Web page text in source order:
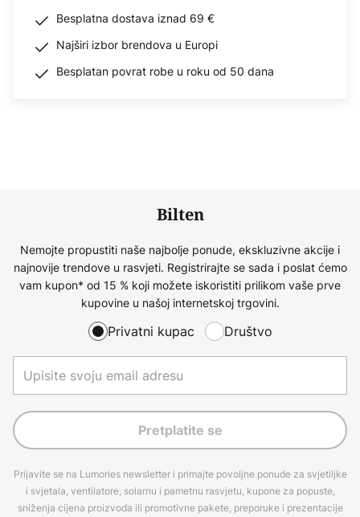
Besplatna dostava iznad 69 €
Najširi izbor brendova u Europi
Besplatan povrat robe u roku od 50 dana
Bilten
Nemojte propustiti naše najbolje ponude, ekskluzivne akcije i
najnovije trendove u rasvjeti. Registrirajte se sada i poslat ćemo
vam kupon* od 15 % koji možete iskoristiti prilikom vaše prve
kupovine u našoj internetskoj trgovini.
Privatni kupac Društvo
Pretplatite se
Prijavite se na Lumories newsletter i primajte povoljne ponude za svjetiljke
i svjetala, ventilatore, solarnu i pametnu rasvjetu, kupone za popuste,
sniženja cijena proizvoda ili promotivne pakete, preporuke i prezentacije